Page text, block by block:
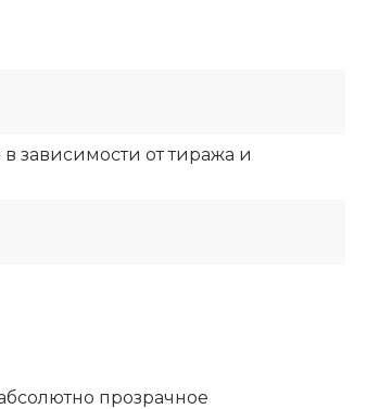
зависимости от тиража и
прозрачное